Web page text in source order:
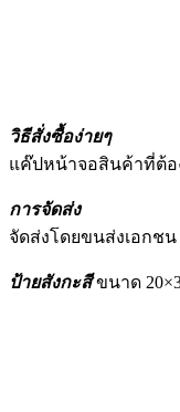
วิธีสั่งซื้อง่ายๆ
แค๊ปหน้าจอสินค้าที่ต้อ
การจัดส่ง
จัดส่งโดยขนส่งเอกชน
ป้ายสังกะสีขนาด